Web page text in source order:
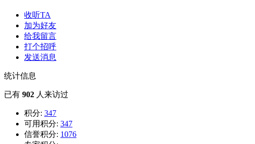
收听TA
加为好友
给我留言
打个招呼
发送消息
统计信息
已有 902 人来访过
积分: 347
可用积分: 347
信誉积分: 1076